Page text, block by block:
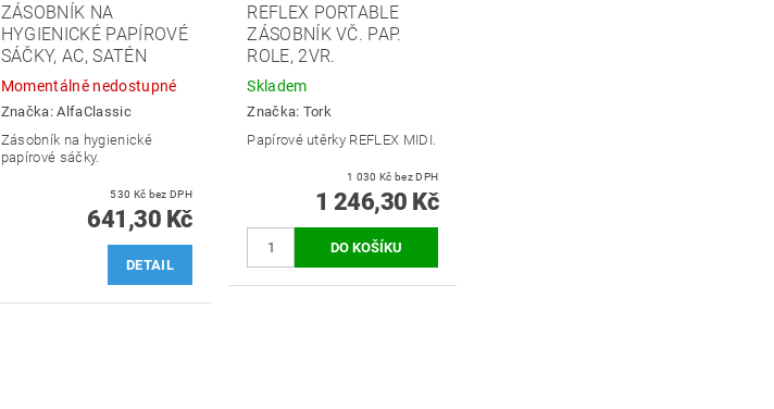
ZÁSOBNÍK NA
HYGIENICKÉ PAPÍROVÉ
SÁČKY, AC, SATÉN
Momentálně nedostupné
Značka:AlfaClassic
Zásobník na hygienické
papírové sáčky.
530 Kč bez DPH
641,30 Kč
DETAIL
REFLEX PORTABLE
ZÁSOBNÍK VČ. PAP.
ROLE, 2VR.
Skladem
Značka: Tork
Papírové utěrky REFLEX MIDI.
1 030 Kč bez DPH
1 246,30 Kč